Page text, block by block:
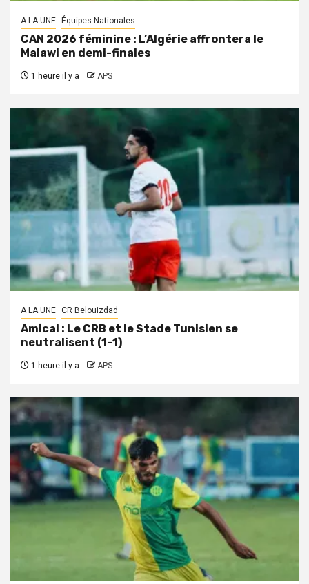
A LA UNE Équipes Nationales
CAN 2026 féminine : L’Algérie affrontera le
Malawi en demi-finales
1 heure il y a APS
A LA UNE CR Belouizdad
Amical : Le CRB et le Stade Tunisien se
neutralisent (1-1)
1 heure il y a APS